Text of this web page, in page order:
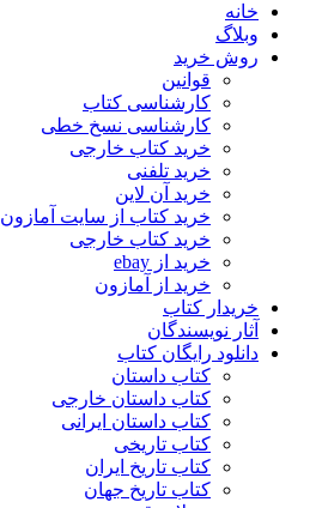
خانه
وبلاگ
روش خرید
قوانین
کارشناسی کتاب
کارشناسی نسخ خطی
خرید کتاب خارجی
خرید تلفنی
خرید آن لاین
خرید کتاب از سایت آمازون
خرید کتاب خارجی
خرید از ebay
خرید از آمازون
خریدار کتاب
آثار نویسندگان
دانلود رایگان کتاب
کتاب داستان
کتاب داستان خارجی
کتاب داستان ایرانی
کتاب تاریخی
کتاب تاریخ ایران
کتاب تاریخ جهان